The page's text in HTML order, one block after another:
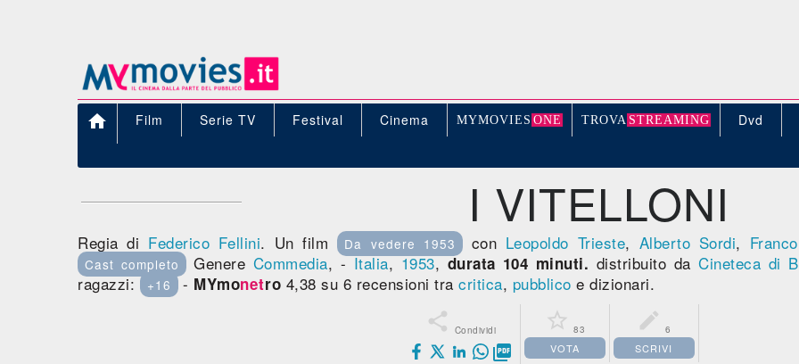
 Film Serie TV Festival Cinema MYMOVIE S ONE TROVA STREAMING Dvd
I VITELLONI
Regia di Federico Fellini. Un film Da vedere 1953 con Leopoldo Trieste, Alberto Sordi,
Cast completo Genere Commedia, -Italia,1953,durata 104 minuti. distribuito daCineteca di
ragazzi: +16 - MYmonetro 4,38 su 6 recensioni tra critica, pubblico e dizionari.
 Condividi

 83
VOTA
 6
SCRIVI